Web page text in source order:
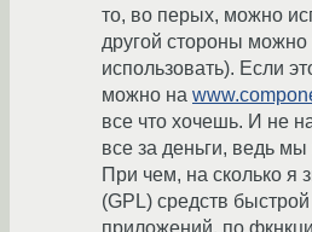
то, во перых, можно
другой стороны
использовать). Если
можно на
все что хочешь. И не
все за деньги, ведь
При чем, на сколько я
(GPL) средств
приложений, по